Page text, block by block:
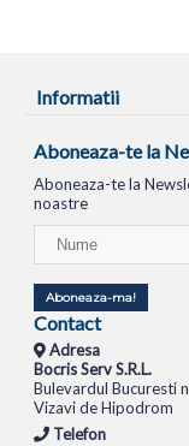
Informatii
Aboneaza-te la
Aboneaza-te la
noastre
Aboneaza-ma!
Contact
Adresa
Bocris Serv S.R.L.
Bulevardul Bucuresti
Vizavi de Hipodrom
Telefon